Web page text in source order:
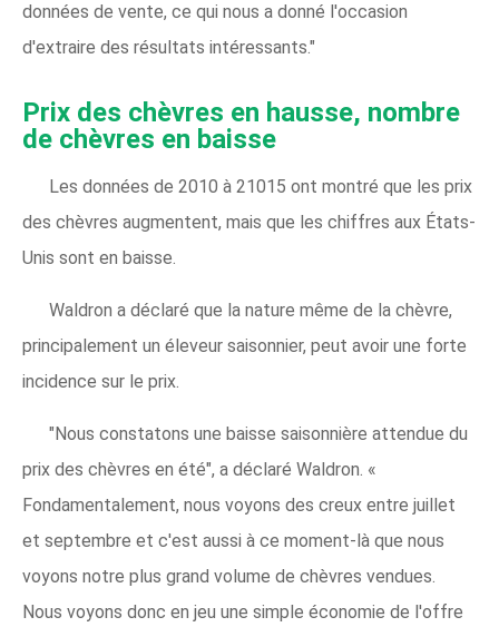
données de vente, ce qui nous a donné l'occasion
d'extraire des résultats intéressants."
Prix des chèvres en hausse, nombre
de chèvres en baisse
Les données de 2010 à 21015 ont montré que les prix
des chèvres augmentent, mais que les chiffres aux États-
Unis sont en baisse.
Waldron a déclaré que la nature même de la chèvre,
principalement un éleveur saisonnier, peut avoir une forte
incidence sur le prix.
"Nous constatons une baisse saisonnière attendue du
prix des chèvres en été", a déclaré Waldron. «
Fondamentalement, nous voyons des creux entre juillet
et septembre et c'est aussi à ce moment-là que nous
voyons notre plus grand volume de chèvres vendues.
Nous voyons donc en jeu une simple économie de l'offre